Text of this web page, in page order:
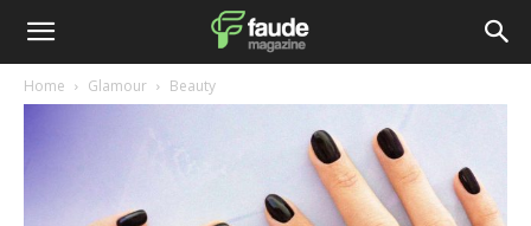
Home Glamour Beauty